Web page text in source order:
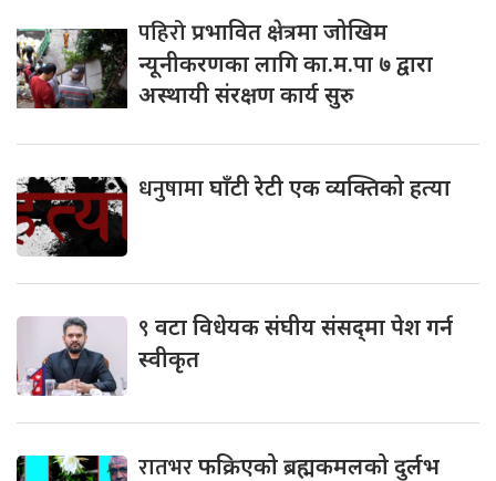
पहिरोप्रभावित क्षेत्रमा जोखिम
न्यूनीकरणका लागि का.म.पा ७ द्वारा
अस्थायी संरक्षण कार्य सुरु
धनुषामाघाँटी रेटी एक व्यक्तिको हत्या
९ वटा विधेयक संघीय संसद्‌मा पेश गर्न
स्वीकृत
रातभरफक्रिएको ब्रह्मकमलको दुर्लभ